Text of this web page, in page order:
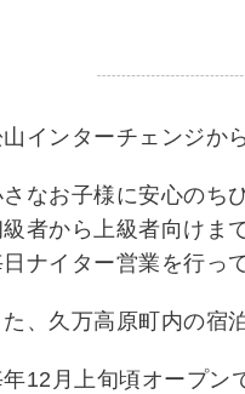
インターチェンジか
なお子様に安心のち
者から上級者向けま
ナイター営業を行っ
た、久万高原町内の宿
12月上旬頃オープン